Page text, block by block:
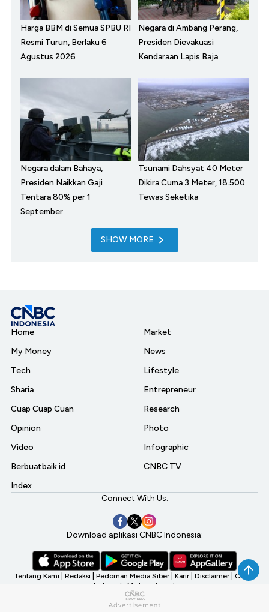
Harga BBM di Semua SPBU RI
Resmi Turun, Berlaku 6
Agustus 2026
Negara di Ambang Perang,
Presiden Dievakuasi
Kendaraan Lapis Baja
Negara dalam Bahaya,
Presiden Naikkan Gaji
Tentara 80% per 1
September
Tsunami Dahsyat 40 Meter
Dikira Cuma 3 Meter, 18.500
Tewas Seketika
SHOW MORE
Home
My Money
Tech
Sharia
Cuap Cuap Cuan
Opinion
Video
Berbuatbaik.id
Index
Market
News
Lifestyle
Entrepreneur
Research
Photo
Infographic
CNBC TV
Connect With Us:
Download aplikasi CNBC Indonesia:
Tentang Kami Redaksi Pedoman Media Siber Karir Disclaimer CNBC
Indonesia My Investment
©2026 CNBC Indonesia, A Transmedia Company